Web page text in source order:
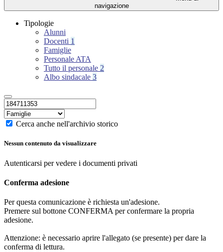
navigazione
Tipologie
Alunni
Docenti 1
Famiglie
Personale ATA
Tutto il personale 2
Albo sindacale 3
Cerca anche nell'archivio storico
Nessun contenuto da visualizzare
Autenticarsi per vedere i documenti privati
Conferma adesione
Per questa comunicazione è richiesta un'adesione.
Premere sul bottone CONFERMA per confermare la propria
adesione.
Attenzione: è necessario aprire l'allegato (se presente) per dare la
conferma di lettura.